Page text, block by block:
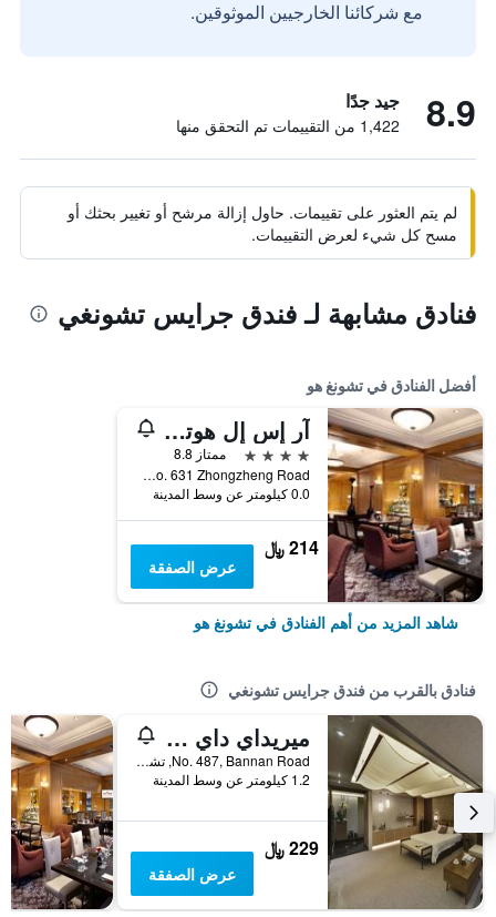
مع شركائنا الخارجيين الموثوقين.
8.9 جيد جدًا
1,422 من التقييمات تم التحقق منها
لم يتم العثور على تقييمات. حاول إزالة مرشح أو تغيير بحثك أو
مسح كل شيء لعرض التقييمات.
فنادق مشابهة لـ فندق جرايس تشونغي
أفضل الفنادق في تشونغ هو
آر إس إل هوتل تايبي جونجهي
4 نجوم
ممتاز 8.8
No. 631 Zhongzheng Road, تشونغ هو, تايوان
0.0 كيلومتر عن وسط المدينة
214 ﷼
عرض الصفقة
شاهد المزيد من أهم الفنادق في تشونغ هو
فنادق بالقرب من فندق جرايس تشونغي
ميريداي داي موتل تشونجخو برانش
No. 487, Bannan Road, تشونغ هو, تايوان
1.2 كيلومتر عن وسط المدينة
229 ﷼
عرض الصفقة